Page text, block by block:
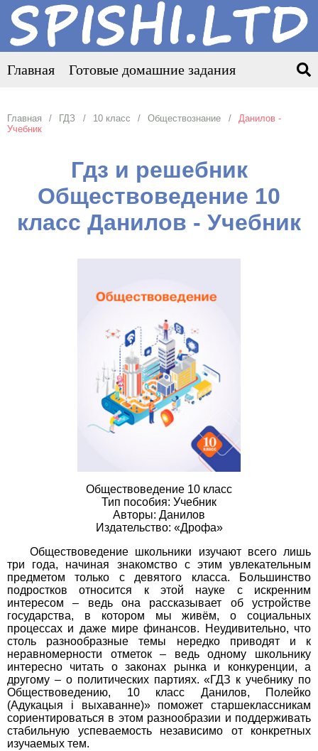
Главная Готовые домашние задания
Главная ГДЗ 10 класс Обществознание
Данилов -
Учебник
Гдз и решебник
Обществоведение 10
класс Данилов - Учебник
Обществоведение 10 класс
Тип пособия: Учебник
Авторы: Данилов
Издательство: «Дрофа»
Обществоведение школьники изучают всего лишь
три года, начиная знакомство с этим увлекательным
предметом только с девятого класса. Большинство
подростков относится к этой науке с искренним
интересом – ведь она рассказывает об устройстве
государства, в котором мы живём, о социальных
процессах и даже мире финансов. Неудивительно, что
столь разнообразные темы нередко приводят и к
неравномерности отметок – ведь одному школьнику
интересно читать о законах рынка и конкуренции, а
другому – о политических партиях. «ГДЗ к учебнику по
Обществоведению, 10 класс Данилов, Полейко
(Адукацыя і выхаванне)» поможет старшеклассникам
сориентироваться в этом разнообразии и поддерживать
стабильную успеваемость независимо от конкретных
изучаемых тем.